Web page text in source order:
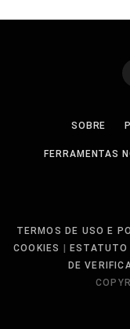
SOBRE
FERRAMENTAS
TERMOS DE USO E
COOKIES | ESTATUTO
DE